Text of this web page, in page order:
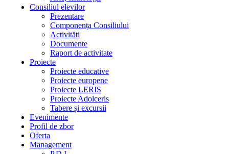
Consiliul elevilor
Prezentare
Componența Consiliului
Activități
Documente
Raport de activitate
Proiecte
Proiecte educative
Proiecte europene
Proiecte LERIS
Proiecte Adolceris
Tabere și excursii
Evenimente
Profil de zbor
Oferta
Management